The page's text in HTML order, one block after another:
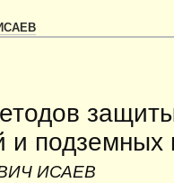
и подземных
ИСАЕВ